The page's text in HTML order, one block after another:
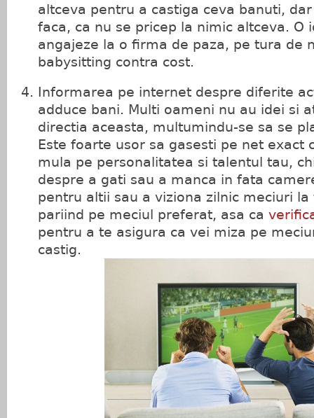
altceva pentru a castiga ceva banuti,
faca, ca nu se pricep la nimic altceva. O
angajeze la o firma de paza, pe tura de
babysitting contra cost.
Informarea pe internet despre diferite
adduce bani. Multi oameni nu au idei si
directia aceasta, multumindu-se sa se
Este foarte usor sa gasesti pe net exact
mula pe personalitatea si talentul tau,
despre a gati sau a manca in fata
pentru altii sau a viziona zilnic meciuri la
pariind pe meciul preferat, asa ca
pentru a te asigura ca vei miza pe
castig.